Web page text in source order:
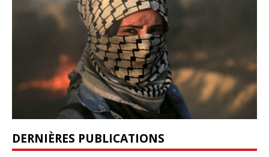
DERNIÈRES PUBLICATIONS